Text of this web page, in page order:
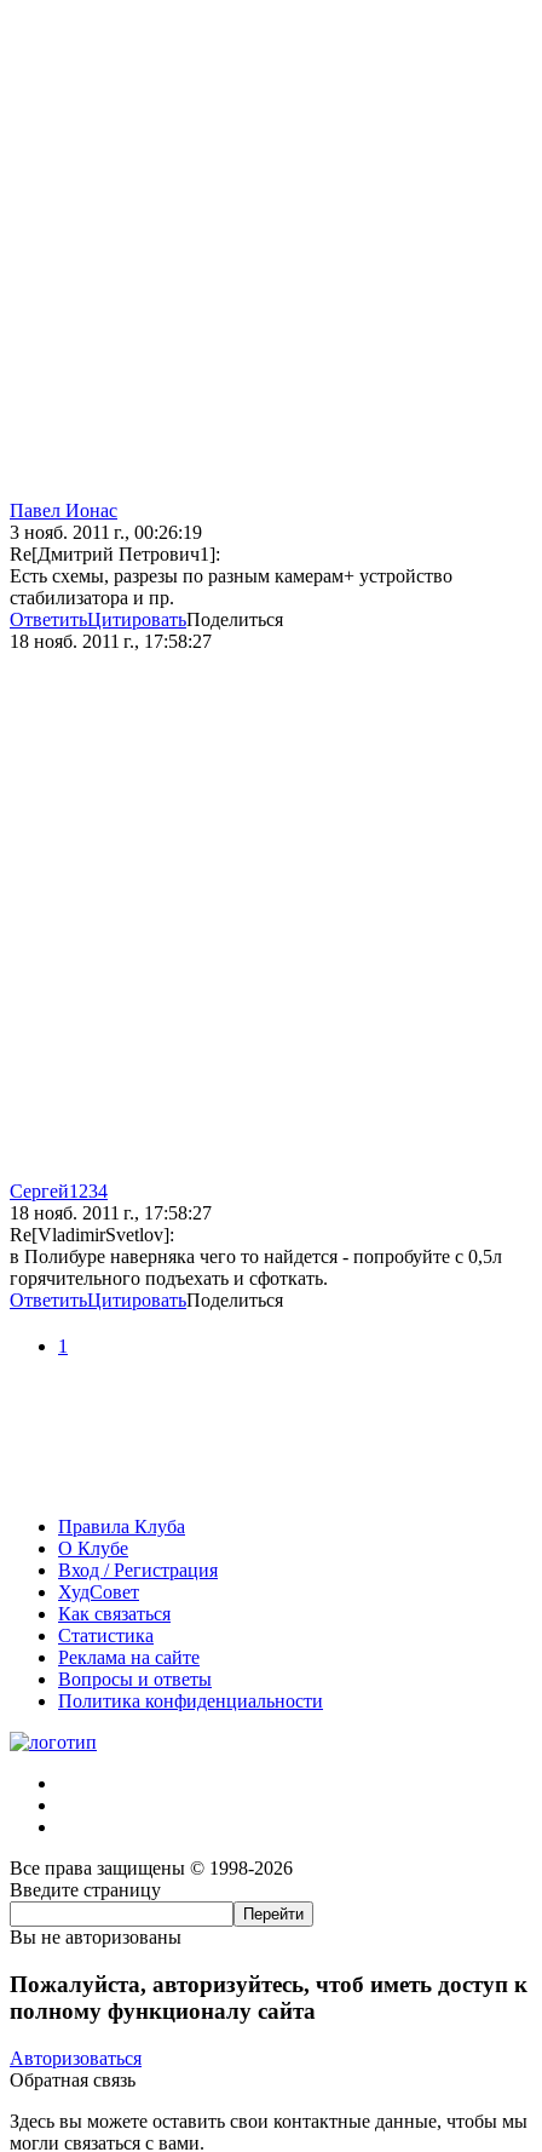
Павел Ионас
3 нояб. 2011 г., 00:26:19
Re[Дмитрий Петрович1]:
Есть схемы, разрезы по разным камерам+ устройство
стабилизатора и пр.
ОтветитьЦитироватьПоделиться
18 нояб. 2011 г., 17:58:27
Сергей1234
18 нояб. 2011 г., 17:58:27
Re[VladimirSvetlov]:
в Полибуре наверняка чего то найдется - попробуйте с 0,5л
горячительного подъехать и сфоткать.
ОтветитьЦитироватьПоделиться
1
Правила Клуба
О Клубе
Вход / Регистрация
ХудСовет
Как связаться
Статистика
Реклама на сайте
Вопросы и ответы
Политика конфиденциальности
Все права защищены © 1998-2026
Введите страницу
Вы не авторизованы
Пожалуйста, авторизуйтесь, чтоб иметь доступ к
полному функционалу сайта
Авторизоваться
Обратная связь
Здесь вы можете оставить свои контактные данные, чтобы мы
могли связаться с вами.